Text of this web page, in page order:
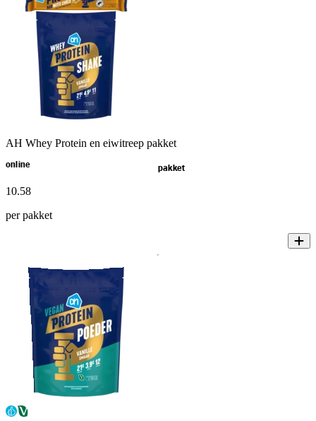
AH Whey Protein en eiwitreep pakket
online pakket
10.58
per pakket